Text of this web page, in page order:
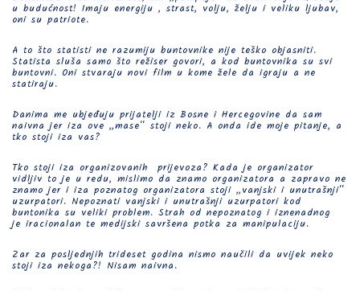
u budućnost! Imaju energiju , strast, volju, želju i veliku ljubav,
oni su patriote.
A to što statisti ne razumiju buntovnike nije teško objasniti.
Statista sluša samo što režiser govori, a kod buntovnika su svi
buntovni. Oni stvaraju novi film u kome žele da igraju a ne
statiraju.
Danima me ubjeđuju prijatelji iz Bosne i Hercegovine da sam
naivna jer iza ove „mase“ stoji neko. A onda ide moje pitanje, a
tko stoji iza vas?
Tko stoji iza organizovanih prijevoza? Kada je organizator
vidljiv to je u redu, mislimo da znamo organizatora a zapravo ne
znamo jer i iza poznatog organizatora stoji „vanjski i unutrašnji“
uzurpatori. Nepoznati vanjski i unutrašnji uzurpatori kod
buntonika su veliki problem. Strah od nepoznatog i iznenadnog
je iracionalan te medijski savršena potka za manipulaciju.
Zar za posljednjih trideset godina nismo naučili da uvijek neko
stoji iza nekoga?! Nisam naivna.